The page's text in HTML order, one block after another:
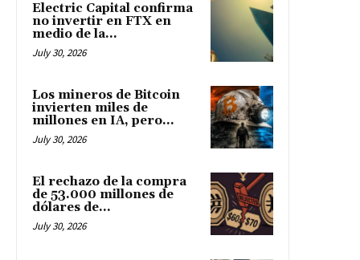
Electric Capital confirma
no invertir en FTX en
medio de la...
July 30, 2026
Los mineros de Bitcoin
invierten miles de
millones en IA, pero...
July 30, 2026
El rechazo de la compra
de 53.000 millones de
dólares de...
July 30, 2026